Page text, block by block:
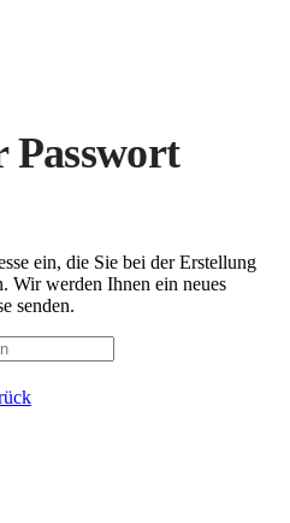
Passwort
ein, die Sie bei der Erstellung
Wir werden Ihnen ein neues
senden.